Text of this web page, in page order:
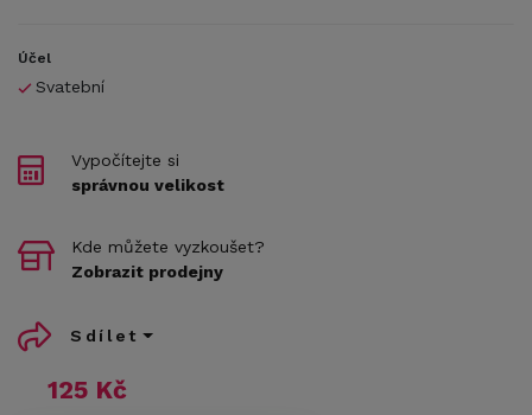
Účel
Svatební
125 Kč
Vypočítejte si
správnou velikost
Kde můžete vyzkoušet?
Zobrazit prodejny
Sdílet